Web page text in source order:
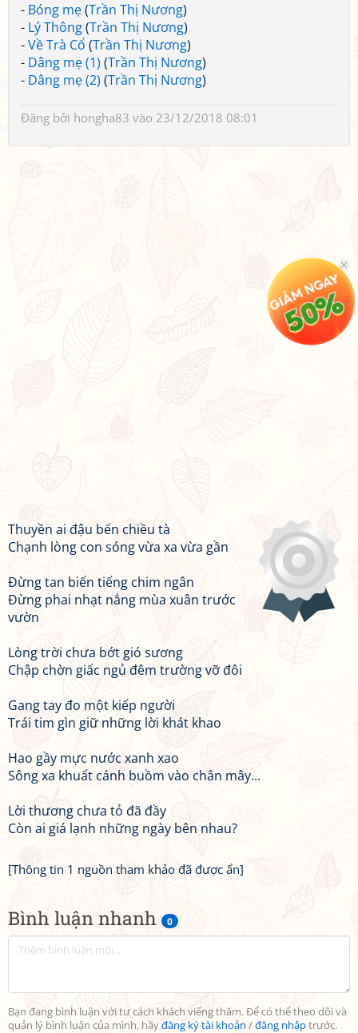
Bình luận nhanh 0
Bạn đang bình luận với tư cách khách viếng thăm. Để có thể theo dõi và
quản lý bình luận của mình, hãyđăng ký tài khoản /đăng nhậptrước.
- Bóng mẹ(Trần Thị Nương)
- Lý Thông(Trần Thị Nương)
-Về Trà Cổ (Trần Thị Nương)
- Dâng mẹ (1) (Trần Thị Nương)
- Dâng mẹ (2) (Trần Thị Nương)
Đăng bởi hongha83 vào 23/12/2018 08:01
Thuyền ai đậu bến chiều tà
Chạnh lòng con sóng vừa xa vừa gần
Đừng tan biến tiếng chim ngân
Đừng phai nhạt nắng mùa xuân trước
vườn
Lòng trời chưa bớt gió sương
Chập chờn giấc ngủ đêm trường vỡ đôi
Gang tay đo một kiếp người
Trái tim gìn giữ những lời khát khao
Hao gầy mực nước xanh xao
Sông xa khuất cánh buồm vào chân mây...
Lời thương chưa tỏ đã đầy
Còn ai giá lạnh những ngày bên nhau?
[Thông tin 1 nguồn tham khảo đã được ẩn]